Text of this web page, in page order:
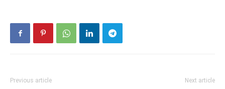
Previous article Next article